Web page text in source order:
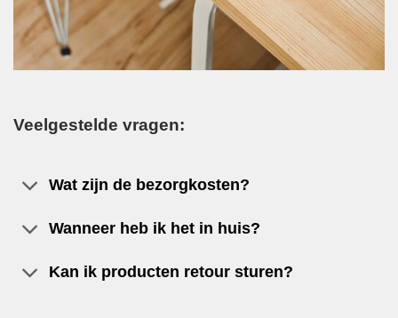
Veelgestelde vragen:
Wat zijn de bezorgkosten?
Wanneer heb ik het in huis?
Kan ik producten retour sturen?